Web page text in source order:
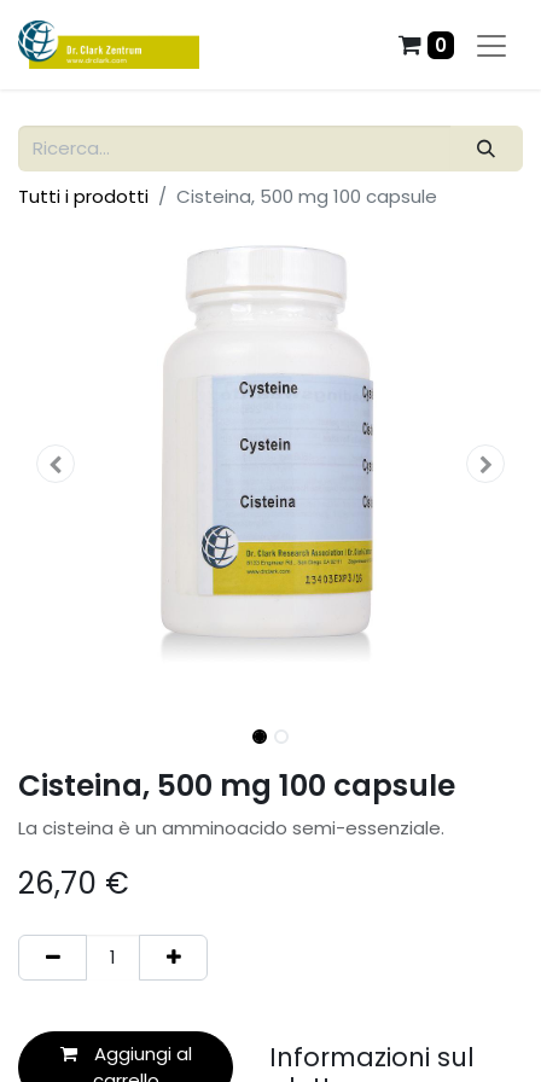
0
Tutti i prodotti Cisteina, 500 mg 100 capsule
Cisteina, 500 mg 100 capsule
La cisteina è un amminoacido semi-essenziale.
26,70 €
Aggiungi al
Informazioni sul